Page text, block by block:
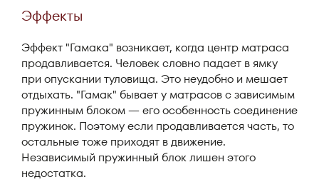
Эффекты
Эффект "Гамака" возникает, когда центр матраса
продавливается. Человек словно падает в ямку
при опускании туловища. Это неудобно и мешает
отдыхать. "Гамак" бывает у матрасов с зависимым
пружинным блоком — его особенность соединение
пружинок. Поэтому если продавливается часть, то
остальные тоже приходят в движение.
Независимый пружинный блок лишен этого
недостатка.